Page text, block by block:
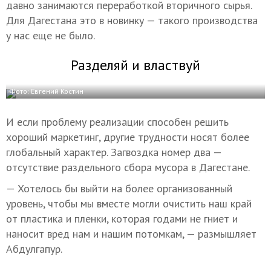
давно занимаются переработкой вторичного сырья.
Для Дагестана это в новинку — такого производства
у нас еще не было.
Разделяй и властвуй
Фото: Евгений Костин
И если проблему реализации способен решить
хороший маркетинг, другие трудности носят более
глобальный характер. Загвоздка номер два —
отсутствие раздельного сбора мусора в Дагестане.
— Хотелось бы выйти на более организованный
уровень, чтобы мы вместе могли очистить наш край
от пластика и пленки, которая годами не гниет и
наносит вред нам и нашим потомкам, — размышляет
Абдулгапур.